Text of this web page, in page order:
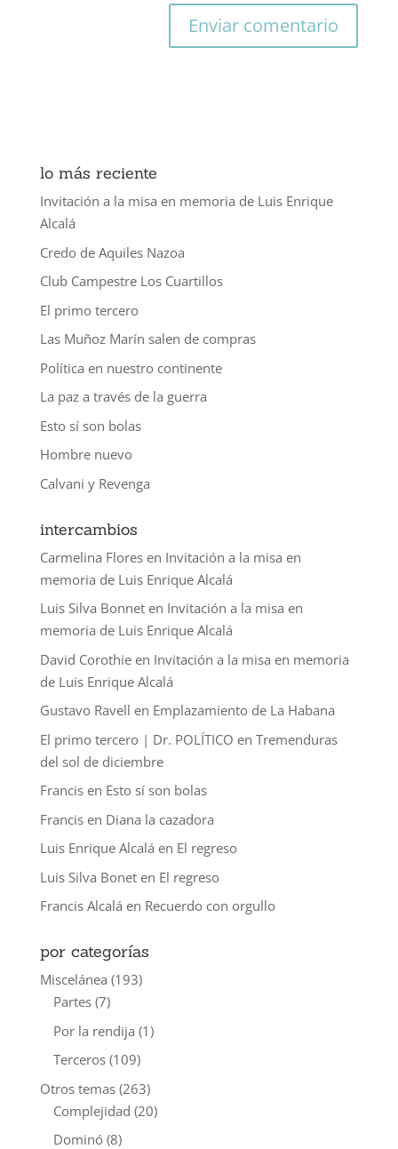
lo más reciente
Invitación a la misa en memoria de Luis Enrique
Alcalá
Credo de Aquiles Nazoa
Club Campestre Los Cuartillos
El primo tercero
Las Muñoz Marín salen de compras
Política en nuestro continente
La paz a través de la guerra
Esto sí son bolas
Hombre nuevo
Calvani y Revenga
intercambios
Carmelina Floresen Invitación a la misa en
memoria de Luis Enrique Alcalá
Luis Silva Bonneten Invitación a la misa en
memoria de Luis Enrique Alcalá
David Corothieen Invitación a la misa en memoria
de Luis Enrique Alcalá
Gustavo Ravell en Emplazamiento de La Habana
El primo tercero | Dr. POLÍTICO en Tremenduras
del sol de diciembre
Francisen Esto sí son bolas
Francisen Diana la cazadora
Luis Enrique Alcalá en El regreso
Luis Silva Boneten El regreso
Francis Alcalá en Recuerdo con orgullo
por categorías
Miscelánea (193)
Partes(7)
Por la rendija (1)
Terceros(109)
Otros temas(263)
Complejidad (20)
Dominó(8)